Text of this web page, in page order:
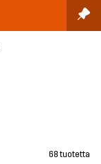
68 tuotetta